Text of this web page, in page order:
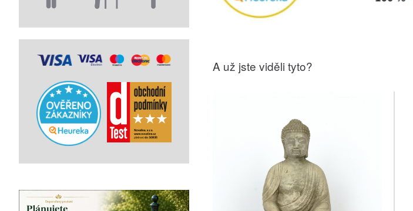
A už jste viděli tyto?